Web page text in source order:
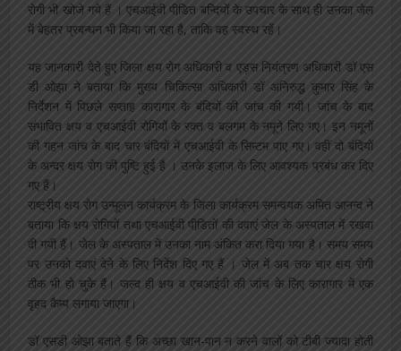
रोगी भी खोजे गये हैं । एचआईवी पीडि़त बन्दियों के उपचार के साथ ही उनका जेल
में बेहतर प्रबन्‍धन भी किया जा रहा है, ताकि वह स्‍वस्‍थ रहें।
यह जानकारी देते हुए जिला क्षय रोग अधिकारी व एड्स नियंत्रण अधिकारी डॉ एस
डी ओझा ने बताया कि मुख्‍य चिकित्‍सा अधिकारी डॉ अनिरुद्ध कुमार सिंह के
निर्देशन में पिछले सप्‍ताह कारागार के बंदियों की जांच की गयी। जांच के बाद
संभावित क्षय व एचआईवी रोगियों के रक्‍त व बलगम के नमूने लिए गए। इन नमूनों
की गहन जांच के बाद चार बंदियों में एचआईवी के सिम्‍टम पाए गए। वहीं दो बंदियों
के अन्‍दर क्षय रोग की पुष्टि हुई है । उनके इलाज के लिए आवश्‍यक प्रबंध कर दिए
गए हैं।
राष्ट्रीय क्षय रोग उन्मूलन कार्यक्रम के जिला कार्यक्रम समन्‍वयक अमित आनन्‍द ने
बताया कि क्षय रोगियों तथा एचआईवी पीडि़तों की दवाएं जेल के अस्‍पताल में रखवा
दी गयी हैं। जेल के अस्‍पताल में उनका नाम अंकित करा दिया गया है। समय समय
पर उनको दवाएं देने के लिए निर्देश दिए गए हैं । जेल में अब तक चार क्षय रोगी
ठीक भी हो चुके हैं। जल्‍द ही क्षय व एचआईवी की जांच के लिए कारागार में एक
वृहद कैम्‍प लगाया जाएगा।
डॉ एसडी ओझा बताते हैं कि अच्छा खान-पान न करने वालों को टीबी ज्यादा होती